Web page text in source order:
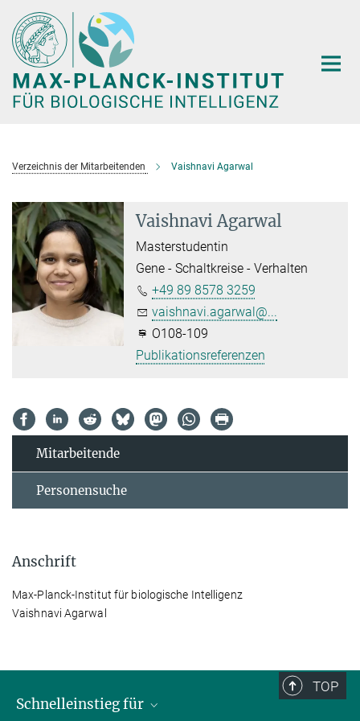
Hauptinhalt
Verzeichnis der Mitarbeitenden Vaishnavi Agarwal
Vaishnavi Agarwal
Masterstudentin
Gene - Schaltkreise - Verhalten
+49 89 8578 3259
vaishnavi.agarwal@...
O108-109
Publikationsreferenzen
Mitarbeitende
Personensuche
Anschrift
Max-Planck-Institut für biologische Intelligenz
Vaishnavi Agarwal
TOP
Schnelleinstieg für